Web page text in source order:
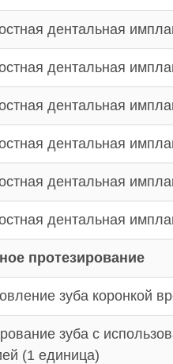
дентальная
дентальная
дентальная
дентальная
дентальная
дентальная
протезирование
зуба коронкой
зуба с
(1 единица)